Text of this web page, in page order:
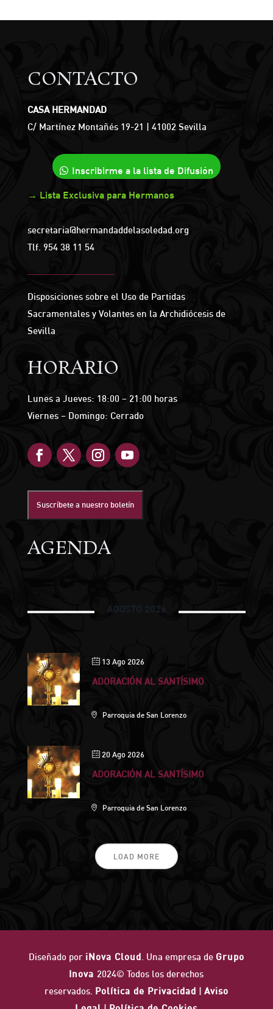
CONTACTO
CASA HERMANDAD
C/ Martínez Montañés 19-21 | 41002 Sevilla
Inscribirme a la lista de Difusión
→ Lista Exclusiva para Hermanos
secretaria@hermandaddelasoledad.org
Tlf. 954 38 11 54
Disposiciones sobre el Uso de Partidas
Sacramentales y Volantes en la Archidiócesis de
Sevilla
HORARIO
Lunes a Jueves: 18:00 – 21:00 horas
Viernes – Domingo: Cerrado
Suscríbete a nuestro boletín
AGENDA
AGOSTO 2026
13 Ago 2026
ADORACIÓN AL SANTÍSIMO
Parroquia de San Lorenzo
20 Ago 2026
ADORACIÓN AL SANTÍSIMO
Parroquia de San Lorenzo
LOAD MORE
Diseñado por iNova Cloud . Una empresa de Grupo
Inova 2024© Todos los derechos
reservados. Política de Privacidad | Aviso